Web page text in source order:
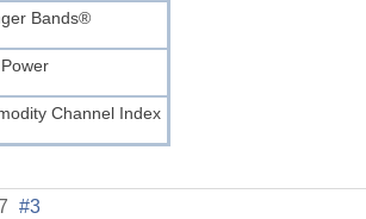
Bands®
Channel Index
#3